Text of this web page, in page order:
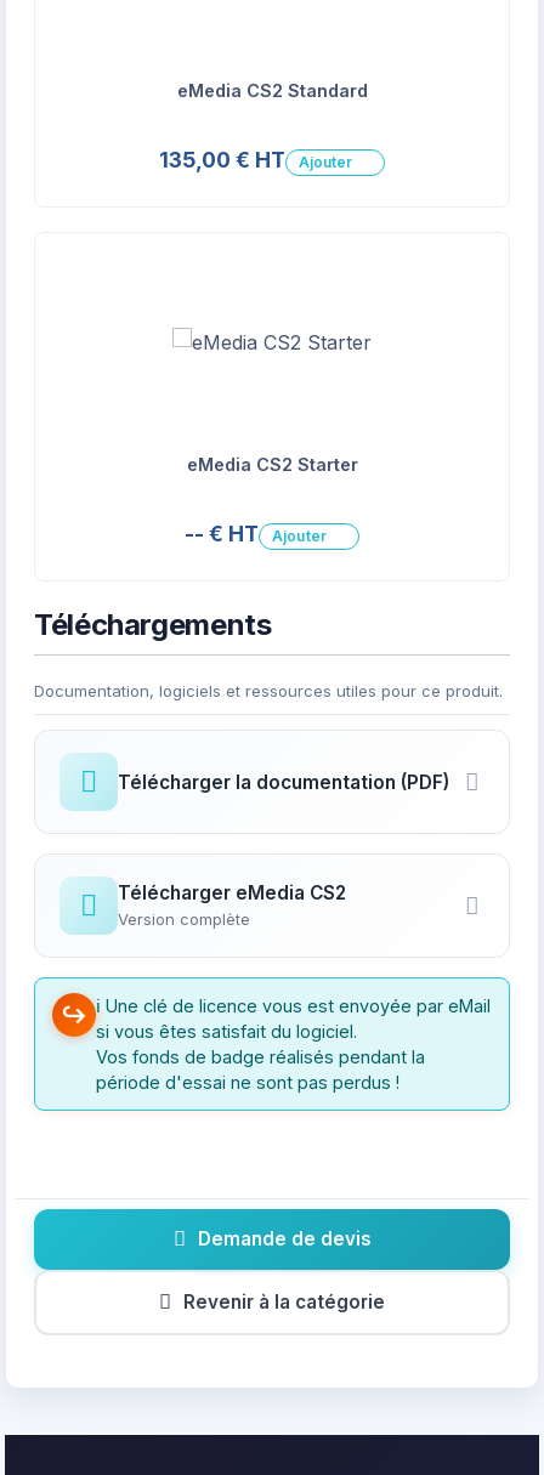
eMedia CS2 Standard
135,00 € HT Ajouter
eMedia CS2 Starter
-- € HT Ajouter
Téléchargements
Documentation, logiciels et ressources utiles pour ce produit.
Télécharger la documentation (PDF)
Télécharger eMedia CS2
Version complète
ℹ️ Une clé de licence vous est envoyée par eMail
si vous êtes satisfait du logiciel.
Vos fonds de badge réalisés pendant la
période d'essai ne sont pas perdus !
Demande de devis
Revenir à la catégorie